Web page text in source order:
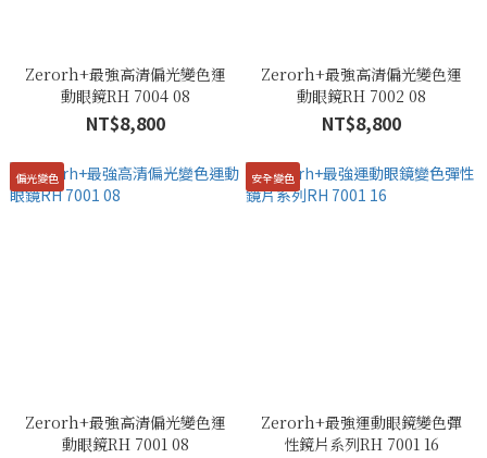
Zerorh+最強高清偏光變色運
動眼鏡RH 7004 08
NT$8,800
Zerorh+最強高清偏光變色運
動眼鏡RH 7002 08
NT$8,800
偏光變色
Zerorh+最強高清偏光變色運
動眼鏡RH 7001 08
安全變色
Zerorh+最強運動眼鏡變色彈
性鏡片系列RH 7001 16